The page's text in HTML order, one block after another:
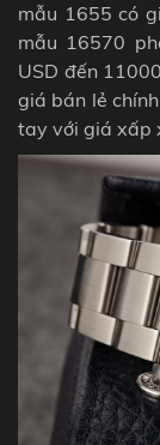
mẫu 1655 có
mẫu 16570
USD đến 11
giá bán lẻ
tay với giá xấp